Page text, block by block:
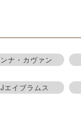
ナ・カヴァン
エイブラムス